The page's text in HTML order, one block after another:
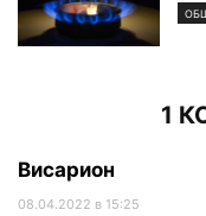
1
Висарион
08.04.2022 в 15:25